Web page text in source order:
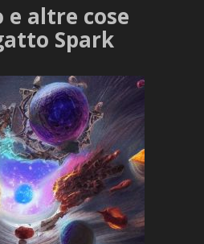
altre cose
Spark